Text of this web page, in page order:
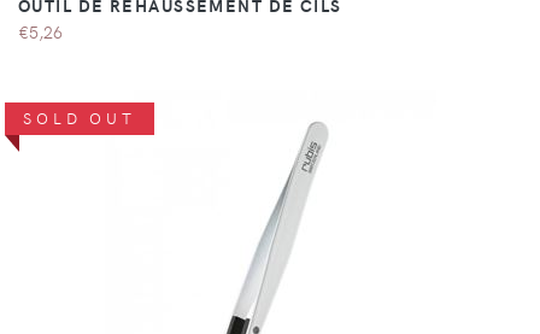
OUTIL DE REHAUSSEMENT DE CILS
€5,26
SOLD OUT
DÉTAILS